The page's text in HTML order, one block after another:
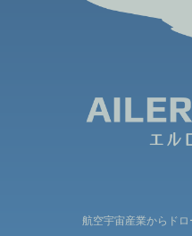
航空宇宙産業からド